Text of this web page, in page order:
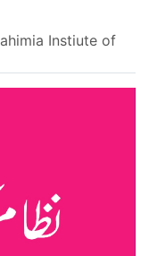
Instiute of